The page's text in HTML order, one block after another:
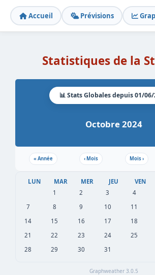
Accueil Prévisions
Statistiques de la
📊 Stats Globales depuis 01/
Octobre 2024
« Année ‹Mois Mois›
LUN MAR MER JEU VEN
1
2 3 4
7
8 9 10 11
14
15 16 17 18
21
22 23 24 25
28
29 30 31
Graphweather 3.0.5